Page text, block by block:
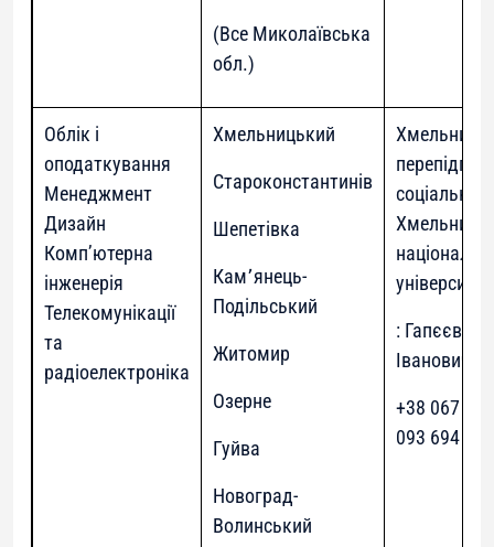
(Все Миколаївська
обл.)
Облік і
оподаткування
Менеджмент
Дизайн
Комп’ютерна
інженерія
Телекомунікації
та
радіоелектроніка
Хмельницький
Староконстантинів
Шепетівка
Кам՚янець-
Подільський
Житомир
Озерне
Гуйва
Новоград-
Волинський
соціальної
університет
: Гапєєв
Іванович
+38 067
093 694